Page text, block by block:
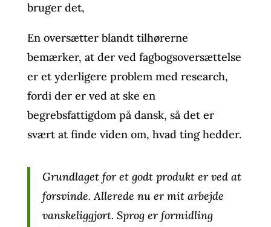
bruger det,
En oversætter blandt tilhørerne
bemærker, at der ved fagbogsoversættelse
er et yderligere problem med research,
fordi der er ved at ske en
begrebsfattigdom på dansk, så det er
svært at finde viden om, hvad ting hedder.
Grundlaget for et godt produkt er ved at
forsvinde. Allerede nu er mit arbejde
vanskeliggjort. Sprog er formidling